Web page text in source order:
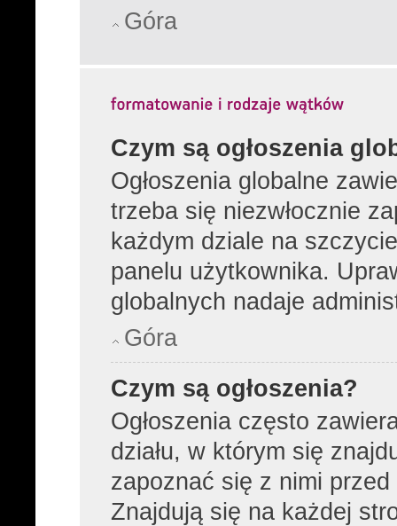
Góra
Czym są ogłoszenia
Ogłoszenia globalne
trzeba się niezwłocznie
każdym dziale na
panelu użytkownika.
globalnych nadaje
Góra
Czym są ogłoszenia?
Ogłoszenia często
działu, w którym się
zapoznać się z nimi
Znajdują się na każdej